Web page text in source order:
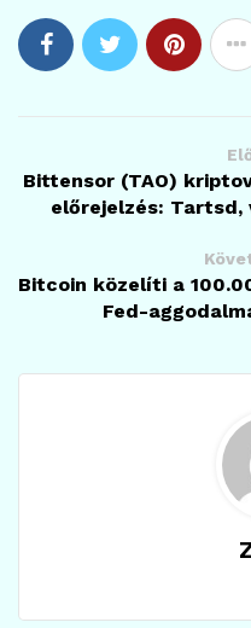
Bittensor (TAO)
előrejelzés: Tartsd,
Bitcoin közelíti a
Fed-